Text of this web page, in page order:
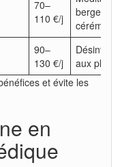
70–
110 €/j
berges,
90–
130 €/j
aux
et évite les
en